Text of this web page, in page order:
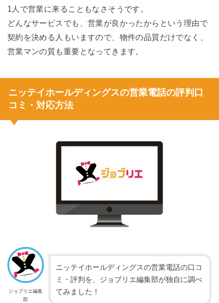
1人で営業に来ることもなさそうです。
どんなサービスでも、営業が良かったからという理由で
契約を決める人もいますので、物件の品質だけでなく、
営業マンの質も重要となってきます。
ニッテイホールディングスの営業電話の評判口
コミ・対応方法
ジョブリエ編集
部
ニッテイホールディングスの営業電話の口コ
ミ・評判を、ジョブリエ編集部が独自に調べ
てみました！